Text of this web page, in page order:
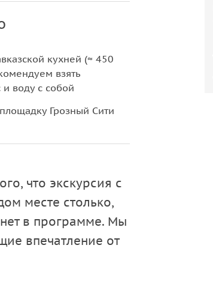
кухней (≈ 450
взять
воду с собой
Грозный Сити
что экскурсия с
месте столько,
в программе. Мы
впечатление от